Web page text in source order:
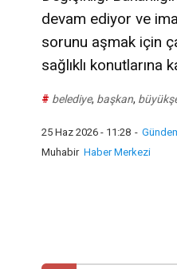
devam ediyor ve
sorunu aşmak için
sağlıklı konutlarına
# belediye, başkan,
25 Haz 2026 - 11:28 -
Muhabir Haber Merkezi